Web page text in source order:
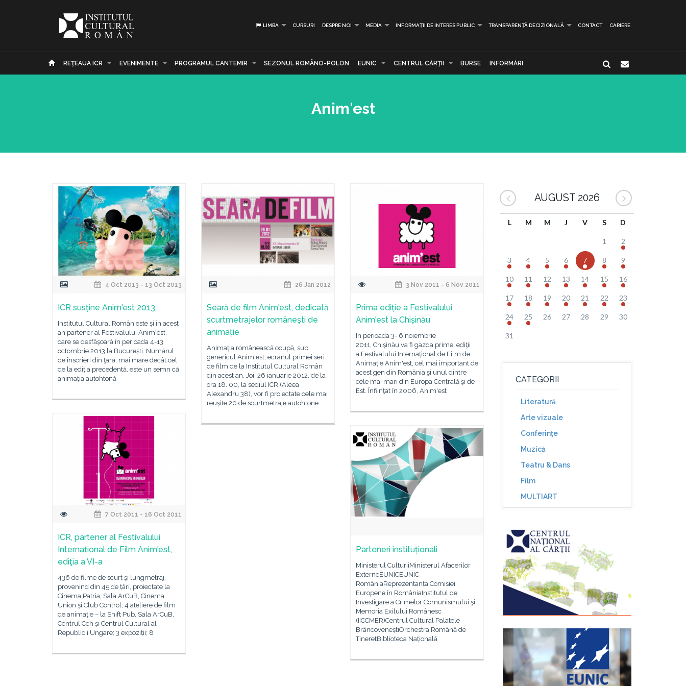
LIMBA CURSURI DESPRE NOI MEDIA INFORMAȚII DE INTERES PUBLIC TRANSPARENȚĂ DECIZIONALĂ CONTACT CARIERE
REŢEAUA ICR EVENIMENTE PROGRAMUL CANTEMIR SEZONUL ROMÂNO-POLON EUNIC CENTRUL CĂRŢII BURSE INFORMĂRI
Anim'est
4 Oct 2013 - 13 Oct 2013
ICR susține Anim'est 2013
Institutul Cultural Român este și în acest
an partener al Festivalului Anim'est,
care se desfăşoară în perioada 4-13
octombrie 2013 la București. Numărul
de înscrieri din ţară, mai mare decât cel
de la ediţia precedentă, este un semn că
animaţia autohtonă
26 Jan 2012
Seară de film Anim'est, dedicată
scurtmetrajelor româneşti de
animaţie
Animația românească ocupă, sub
genericul Anim'est, ecranul primei seri
de film de la Institutul Cultural Român
din acest an. Joi, 26 ianuarie 2012, de la
ora 18. 00, la sediul ICR (Aleea
Alexandru 38), vor fi proiectate cele mai
reușite 20 de scurtmetraje autohtone
3 Nov 2011 - 6 Nov 2011
Prima ediție a Festivalului
Anim'est la Chișinău
În perioada 3- 6 noiembrie
2011, Chişinău va fi gazda primei ediţii
a Festivalului Internaţional de Film de
Animaţie Anim'est, cel mai important de
acest gen din România şi unul dintre
cele mai mari din Europa Centrală şi de
Est. Înfiinţat în 2006, Anim'est
7 Oct 2011 - 16 Oct 2011
ICR, partener al Festivalului
Internațional de Film Anim'est,
ediţia a VI-a
436 de filme de scurt şi lungmetraj,
provenind din 45 de țări, proiectate la
Cinema Patria, Sala ArCuB, Cinema
Union și Club Control; 4 ateliere de film
de animație – la Shift Pub, Sala ArCuB,
Centrul Ceh și Centrul Cultural al
Republicii Ungare; 3 expoziții; 8
Parteneri instituționali
Ministerul CulturiiMinisterul Afacerilor
ExterneEUNICEUNIC
RomâniaReprezentanța Comisiei
Europene în RomâniaInstitutul de
Investigare a Crimelor Comunismului şi
Memoria Exilului Românesc
(IICCMER)Centrul Cultural Palatele
BrâncoveneștiOrchestra Română de
TineretBiblioteca Națională
AUGUST 2026
L M M J V S D
1 2
3 4 5 6 7 8 9
10 11 12 13 14 15 16
17 18 19 20 21 22 23
24 25 26 27 28 29 30
31
CATEGORII
Literatură
Arte vizuale
Conferinţe
Muzică
Teatru & Dans
Film
MULTIART